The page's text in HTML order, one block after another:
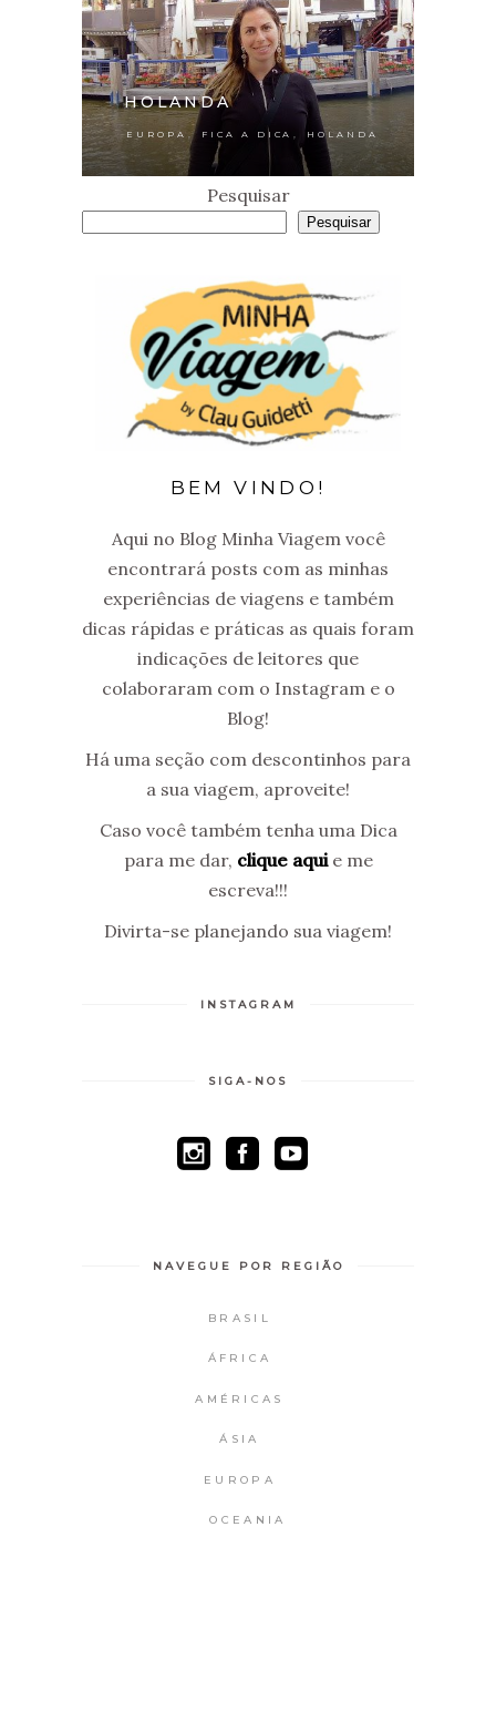
HOLANDA
EUROPA , FICA A DICA HOLANDA
Pesquisar
Pesquisar
BEM VINDO!
Aqui no Blog Minha Viagem você
encontrará posts com as minhas
experiências de viagens e também
dicas rápidas e práticas as quais foram
indicações de leitores que
colaboraram com o Instagram e o
Blog!
Há uma seção com descontinhos para
a sua viagem, aproveite!
Caso você também tenha uma Dica
para me dar, clique aquie me
escreva!!!
Divirta-se planejando sua viagem!
INSTAGRAM
SIGA-NOS
NAVEGUE POR REGIÃO
BRASIL
ÁFRICA
AMÉRICAS
ÁSIA
EUROPA
OCEANIA